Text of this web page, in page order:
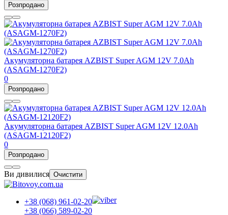
Розпродано
Акумуляторна батарея AZBIST Super AGM 12V 7.0Ah
(ASAGM-1270F2)
0
Розпродано
Акумуляторна батарея AZBIST Super AGM 12V 12.0Ah
(ASAGM-12120F2)
0
Розпродано
Ви дивилися Очистити
+38 (068) 961-02-20
+38 (066) 589-02-20